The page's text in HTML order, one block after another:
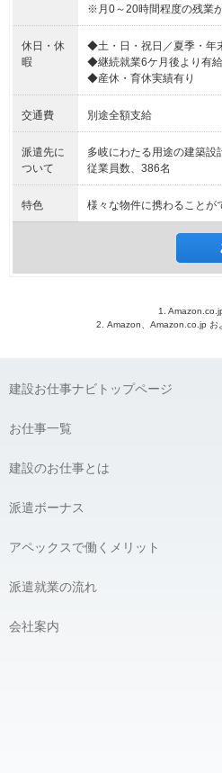
※月0～20時間程度の残業
休日・休
暇
◆土・日・祝日／夏季・年
◆継続就業6ケ月後より有
◆産休・育休実績有り
交通費 別途全額支給
派遣先に
ついて
多岐にわたる用途の建築設
従業員数、386名
特色 様々な物件に携わることが
1.
2. Amazon、Amazon.co.jp お
建設お仕事ナビトップページ
お仕事一覧
建設のお仕事とは
派遣ボーナス
アペックスで働くメリット
派遣就業の流れ
会社案内